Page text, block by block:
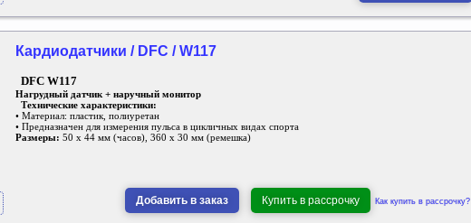
Кардиодатчики / DFC / W117
DFC W117
Нагрудный датчик + наручный монитор
Технические характеристики:
• Материал: пластик, полиуретан
• Предназначен для измерения пульса в цикличных видах спорта
Размеры: 50 х 44 мм (часов), 360 х 30 мм (ремешка)
Добавить в заказ Купить в рассрочку Как купить в рассрочку?